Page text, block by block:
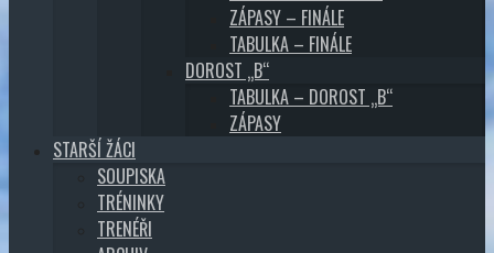
ZÁPASY – FINÁLE
TABULKA – FINÁLE
DOROST „B“
TABULKA – DOROST „B“
ZÁPASY
STARŠÍ ŽÁCI
SOUPISKA
TRÉNINKY
TRENÉŘI